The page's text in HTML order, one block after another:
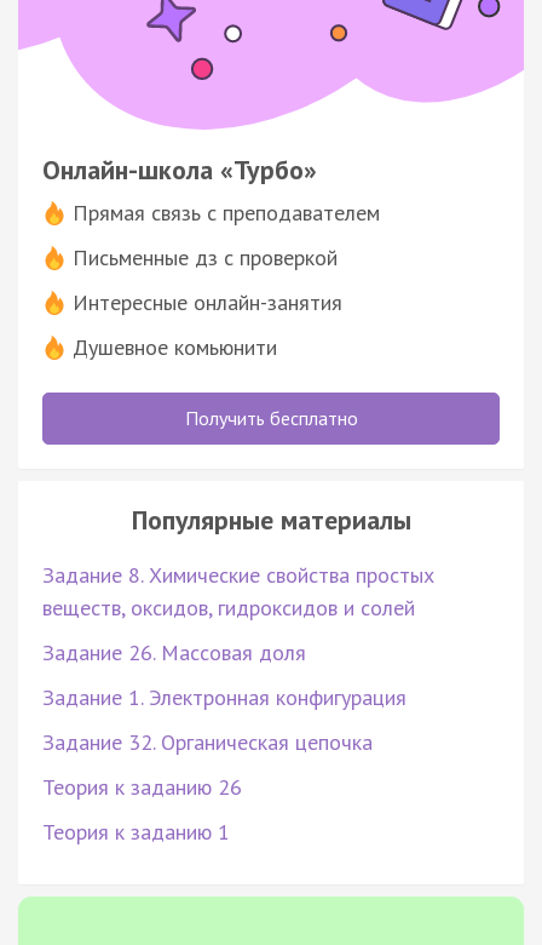
Онлайн-школа «Турбо»
Прямая связь с преподавателем
Письменные дз с проверкой
Интересные онлайн-занятия
Душевное комьюнити
Получить бесплатно
Популярные материалы
Задание 8. Химические свойства простых
веществ, оксидов, гидроксидов и солей
Задание 26. Массовая доля
Задание 1. Электронная конфигурация
Задание 32. Органическая цепочка
Теория к заданию 26
Теория к заданию 1